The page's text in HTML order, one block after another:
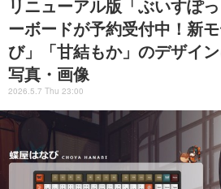
リニューアル版「ぶいすぽ
ーボードが予約受付中！新
び」「甘結もか」のデザイ
写真・画像
2026.5.7 Thu 23:00